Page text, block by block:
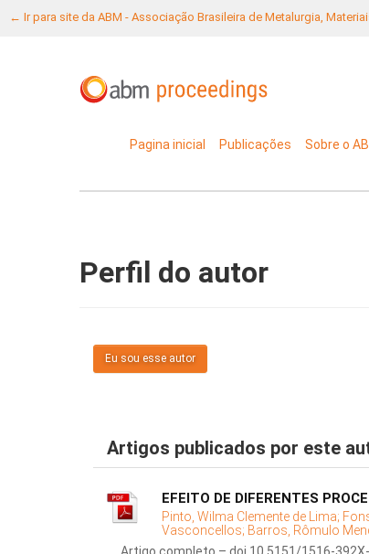
← Ir para site da ABM - Associação Brasileira de Metalurgia,
Pagina inicial Publicações Sobre o
Perfil do autor
Eu sou esse autor
Artigos publicados por este
EFEITO DE DIFERENTES
Pinto, Wilma Clemente de Lima;
Vasconcellos; Barros, Rômulo